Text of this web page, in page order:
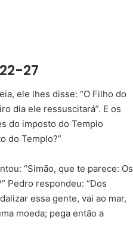
27
ele lhes disse: “O Filho do
dia ele ressuscitará”. E os
do imposto do Templo
do Templo?”
“Simão, que te parece: Os
Pedro respondeu: “Dos
essa gente, vai ao mar,
moeda; pega então a